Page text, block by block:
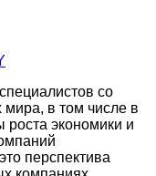
со
мира, в том числе в
роста экономики и
перспектива